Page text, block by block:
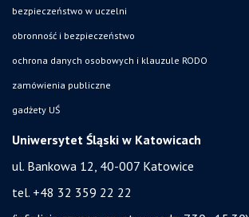
bezpieczeństwo w uczelni
obronność i bezpieczeństwo
ochrona danych osobowych i klauzule RODO
zamówienia publiczne
gadżety UŚ
Uniwersytet Śląski w Katowicach
ul. Bankowa 12, 40-007 Katowice
tel. +48 32 359 22 22